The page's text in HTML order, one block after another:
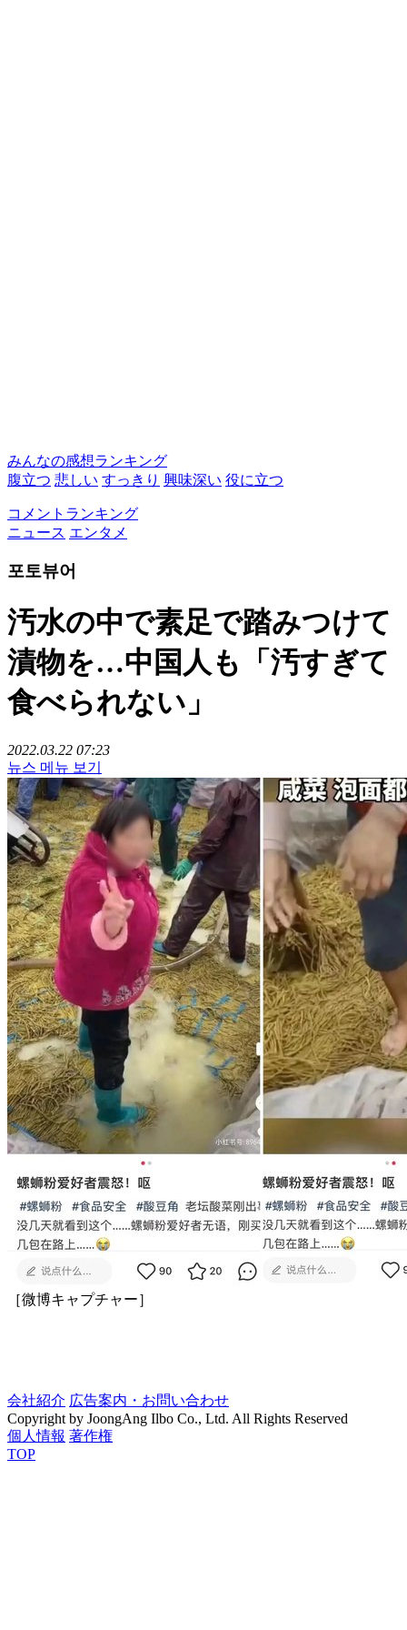
みんなの感想ランキング
腹立つ 悲しい すっきり 興味深い 役に立つ
コメントランキング
ニュース エンタメ
포토뷰어
汚水の中で素足で踏みつけて
漬物を…中国人も「汚すぎて
食べられない」
2022.03.22 07:23
뉴스 메뉴 보기
［微博キャプチャー］
会社紹介 広告案内・お問い合わせ
Copyright by JoongAng Ilbo Co., Ltd. All Rights Reserved
個人情報 著作権
TOP